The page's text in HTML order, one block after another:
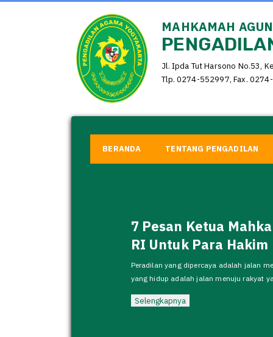
MAHKAMAH
Jl. Ipda Tut Harsono No.53,
Tlp. 0274-552997, Fax.
TENTANG PENGADILAN
BERANDA
7 Pesan Ketua
RI Untuk Para Hakim
Peradilan yang dipercaya adalah jalan
yang hidup adalah jalan menuju rakyat
Selengkapnya